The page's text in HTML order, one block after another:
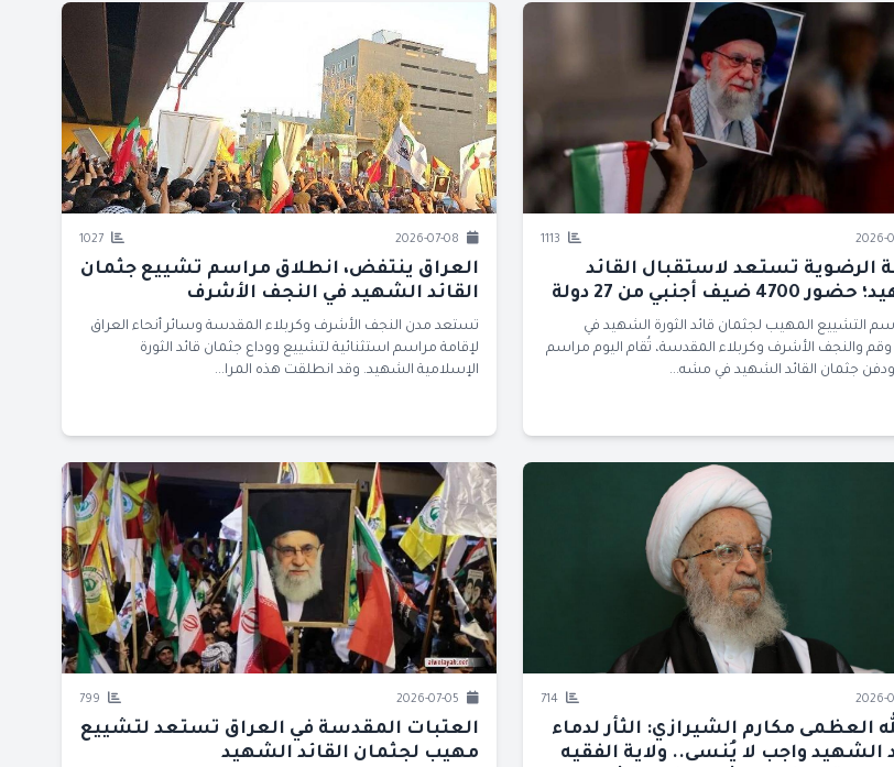
الرضوية تستعد لاستقبال القائد
ضيف أجنبي من 27 دولة
التشييع المهيب لجثمان قائد الثورة الشهيد في
والنجف الأشرف وكربلاء المقدسة، تُقام اليوم مراسم
جثمان القائد الشهيد في مشه...
العراق ينتفض، انطلاق مراسم تشييع جثمان
القائد الشهيد في النجف الأشرف
تستعد مدن النجف الأشرف وكربلاء المقدسة وسائر أنحاء العراق
لإقامة مراسم استثنائية لتشييع ووداع جثمان قائد الثورة
الإسلامية الشهيد. وقد انطلقت هذه المرا...
714
العظمى مكارم الشيرازي: الثأر لدماء
الشهيد واجب لا يُنسى.. ولاية الفقيه
العتبات المقدسة في العراق تستعد لتشييع
مهيب لجثمان القائد الشهيد